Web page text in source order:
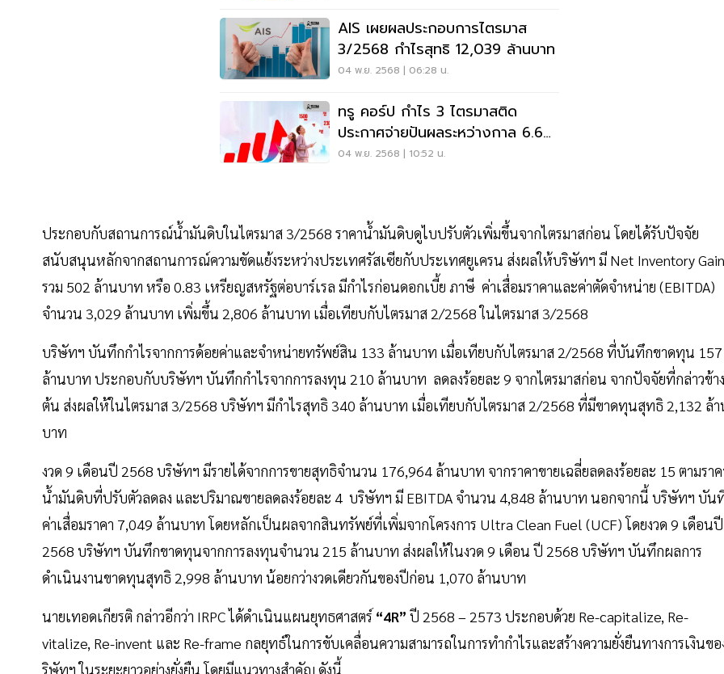
AIS เผยผลประกอบการไตรมาส
3/2568 กำไรสุทธิ 12,039 ล้านบาท
04 พ.ย. 2568 | 06:28 น.
ทรู คอร์ป กำไร 3 ไตรมาสติด
ประกาศจ่ายปันผลระหว่างกาล 6.6
พันล้านบาท
04 พ.ย. 2568 | 10:52 น.
ประกอบกับสถานการณ์น้ำมันดิบในไตรมาส 3/2568 ราคาน้ำมันดิบดูไบปรับตัวเพิ่มขึ้นจากไตรมาสก่อน โดยได้รับปัจจัย
สนับสนุนหลักจากสถานการณ์ความขัดแย้งระหว่างประเทศรัสเซียกับประเทศยูเครน ส่งผลให้บริษัทฯ มี Net Inventory Gain
รวม 502 ล้านบาท หรือ 0.83 เหรียญสหรัฐต่อบาร์เรล มีกำไรก่อนดอกเบี้ย ภาษี ค่าเสื่อมราคาและค่าตัดจำหน่าย (EBITDA)
จำนวน 3,029 ล้านบาท เพิ่มขึ้น 2,806 ล้านบาท เมื่อเทียบกับไตรมาส 2/2568 ในไตรมาส 3/2568
บริษัทฯ บันทึกกำไรจากการด้อยค่าและจำหน่ายทรัพย์สิน 133 ล้านบาท เมื่อเทียบกับไตรมาส 2/2568 ที่บันทึกขาดทุน 157
ล้านบาท ประกอบกับบริษัทฯ บันทึกกำไรจากการลงทุน 210 ล้านบาท ลดลงร้อยละ 9 จากไตรมาสก่อน จากปัจจัยที่กล่าวข้าง
ต้น ส่งผลให้ในไตรมาส 3/2568 บริษัทฯ มีกำไรสุทธิ 340 ล้านบาท เมื่อเทียบกับไตรมาส 2/2568 ที่มีขาดทุนสุทธิ 2,132 ล้
บาท
งวด 9 เดือนปี 2568 บริษัทฯ มีรายได้จากการขายสุทธิจำนวน 176,964 ล้านบาท จากราคาขายเฉลี่ยลดลงร้อยละ 15 ตามรา
น้ำมันดิบที่ปรับตัวลดลง และปริมาณขายลดลงร้อยละ 4 บริษัทฯ มี EBITDA จำนวน 4,848 ล้านบาท นอกจากนี้ บริษัทฯ บัน
ค่าเสื่อมราคา 7,049 ล้านบาท โดยหลักเป็นผลจากสินทรัพย์ที่เพิ่มจากโครงการ Ultra Clean Fuel (UCF) โดยงวด 9 เดือนปี
2568 บริษัทฯ บันทึกขาดทุนจากการลงทุนจำนวน 215 ล้านบาท ส่งผลให้ในงวด 9 เดือน ปี 2568 บริษัทฯ บันทึกผลการ
ดำเนินงานขาดทุนสุทธิ 2,998 ล้านบาท น้อยกว่างวดเดียวกันของปีก่อน 1,070 ล้านบาท
นายเทอดเกียรติ กล่าวอีกว่า IRPC ได้ดำเนินแผนยุทธศาสตร์ “4R” ปี 2568 – 2573 ประกอบด้วย Re-capitalize, Re-
vitalize, Re-invent และ Re-frame กลยุทธ์ในการขับเคลื่อนความสามารถในการทำกำไรและสร้างความยั่งยืนทางการเงินข
ริษัทฯ ในระยะยาวอย่างยั่งยืน โดยมีแนวทางสำคัญ ดังนี้